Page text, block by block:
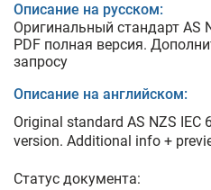
Описание на русском:
Оригинальный стандарт AS
PDF полная версия.
запросу
Описание на английском:
Original standard AS NZS IEC
version. Additional info +
Статус документа: